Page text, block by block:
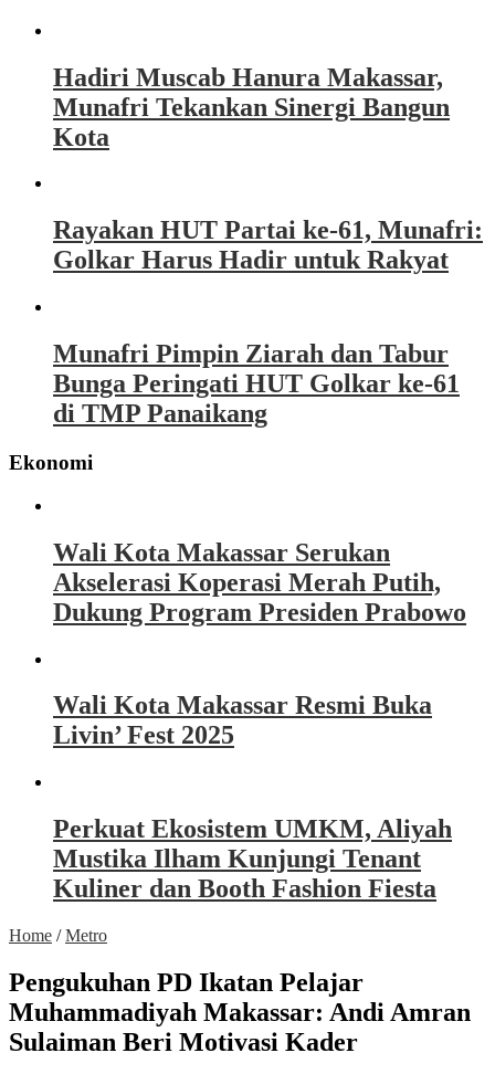
Hadiri Muscab Hanura Makassar,
Munafri Tekankan Sinergi Bangun
Kota
Rayakan HUT Partai ke-61, Munafri:
Golkar Harus Hadir untuk Rakyat
Munafri Pimpin Ziarah dan Tabur
Bunga Peringati HUT Golkar ke-61
di TMP Panaikang
Ekonomi
Wali Kota Makassar Serukan
Akselerasi Koperasi Merah Putih,
Dukung Program Presiden Prabowo
Wali Kota Makassar Resmi Buka
Livin’ Fest 2025
Perkuat Ekosistem UMKM, Aliyah
Mustika Ilham Kunjungi Tenant
Kuliner dan Booth Fashion Fiesta
Home /Metro
Pengukuhan PD Ikatan Pelajar
Muhammadiyah Makassar: Andi Amran
Sulaiman Beri Motivasi Kader